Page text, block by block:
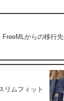
FreeMLからの移行先
リムフィット